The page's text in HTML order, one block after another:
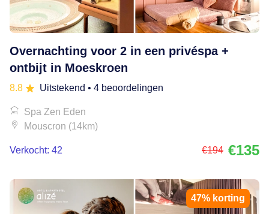
Overnachting voor 2 in een privéspa +
ontbijt in Moeskroen
8.8 Uitstekend • 4 beoordelingen
Spa Zen Eden
Mouscron (14km)
Verkocht: 42 €194 €135
47% korting